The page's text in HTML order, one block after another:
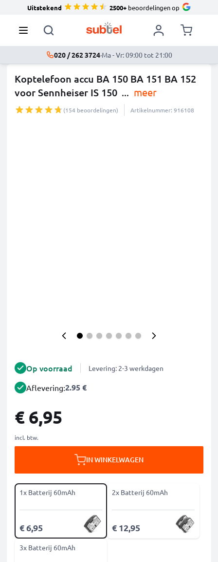
Uitstekend 2500+beoordelingen op
020 / 262 3724·Ma - Vr: 09:00 tot 21:00
Koptelefoon accu BA 150 BA 151 BA 152
voor Sennheiser IS 150 ... meer
(154 beoordelingen) Artikelnummer: 916108
Op voorraad Levering: 2-3 werkdagen
Aflevering:2.95 €
€ 6,95
incl. btw.
IN WINKELWAGEN
1x Batterij 60mAh
€ 6,95
2x Batterij 60mAh
€ 12,95
3x Batterij 60mAh